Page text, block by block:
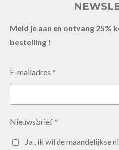
Meld je aan en ontvang 25%
bestelling !
E-mailadres *
Nieuwsbrief *
Ja , ik wil de maandelijkse